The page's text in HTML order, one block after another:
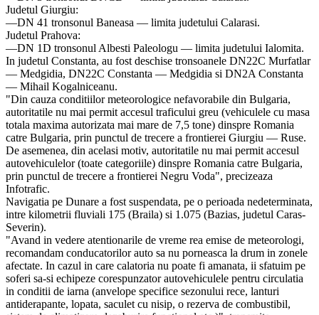
Judetul Giurgiu:
—DN 41 tronsonul Baneasa — limita judetului Calarasi.
Judetul Prahova:
—DN 1D tronsonul Albesti Paleologu — limita judetului Ialomita.
In judetul Constanta, au fost deschise tronsoanele DN22C Murfatlar
— Medgidia, DN22C Constanta — Medgidia si DN2A Constanta
— Mihail Kogalniceanu.
"Din cauza conditiilor meteorologice nefavorabile din Bulgaria,
autoritatile nu mai permit accesul traficului greu (vehiculele cu masa
totala maxima autorizata mai mare de 7,5 tone) dinspre Romania
catre Bulgaria, prin punctul de trecere a frontierei Giurgiu — Ruse.
De asemenea, din acelasi motiv, autoritatile nu mai permit accesul
autovehiculelor (toate categoriile) dinspre Romania catre Bulgaria,
prin punctul de trecere a frontierei Negru Voda", precizeaza
Infotrafic.
Navigatia pe Dunare a fost suspendata, pe o perioada nedeterminata,
intre kilometrii fluviali 175 (Braila) si 1.075 (Bazias, judetul Caras-
Severin).
"Avand in vedere atentionarile de vreme rea emise de meteorologi,
recomandam conducatorilor auto sa nu porneasca la drum in zonele
afectate. In cazul in care calatoria nu poate fi amanata, ii sfatuim pe
soferi sa-si echipeze corespunzator autovehiculele pentru circulatia
in conditii de iarna (anvelope specifice sezonului rece, lanturi
antiderapante, lopata, saculet cu nisip, o rezerva de combustibil,